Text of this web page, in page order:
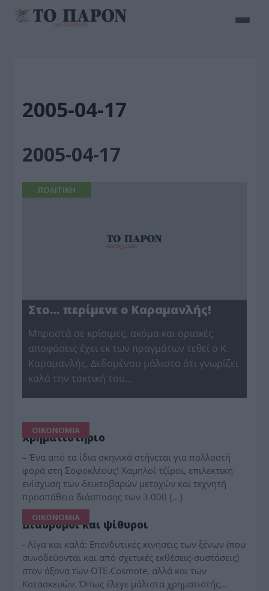
2005-04-17
2005-04-17
ΠΟΛΙΤΙΚΗ
Στο… περίμενε ο Καραμανλής!
Μπροστά σε κρίσιμες, ακόμα και οριακές
αποφάσεις έχει εκ των πραγμάτων τεθεί ο Κ.
Καραμανλής. Δεδομένου μάλιστα ότι γνωρίζει
καλά την τακτική του…
ΟΙΚΟΝΟΜΙΑ
Χρηματιστήριο
– Ένα από τα ίδια σκηνικά στήνεται για πολλοστή
φορά στη Σοφοκλέους! Χαμηλοί τζίροι, επιλεκτική
ενίσχυση των δεικτοβαρών μετοχών και τεχνητή
προσπάθεια διάσπασης των 3.000 […]
ΟΙΚΟΝΟΜΙΑ
Διάδρομοι και ψίθυροι
- Λίγα και καλά: Επενδυτικές κινήσεις των ξένων (που
συνοδεύονται και από σχετικές εκθέσεις-συστάσεις)
στον άξονα των ΟΤΕ-Cosmote, αλλά και των
Κατασκευών. Όπως έλεγε μάλιστα χρηματιστής…